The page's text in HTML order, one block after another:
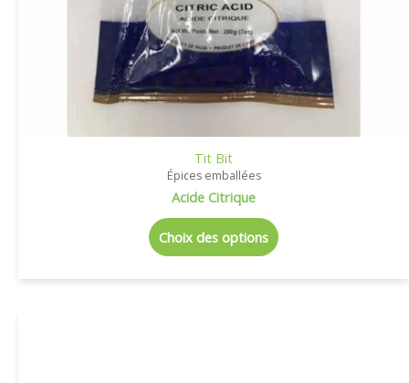
Tit Bit
Épices emballées
Acide Citrique
Choix des options